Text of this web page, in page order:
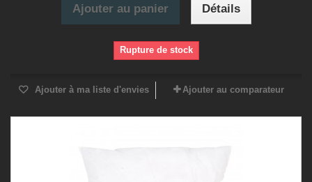
Ajouter au panier Détails
Rupture de stock
Ajouter à ma liste d'envies Ajouter au comparateur